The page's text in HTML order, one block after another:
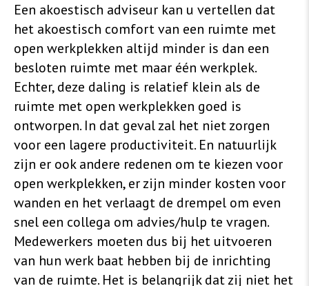
Een akoestisch adviseur kan u vertellen dat
het akoestisch comfort van een ruimte met
open werkplekken altijd minder is dan een
besloten ruimte met maar één werkplek.
Echter, deze daling is relatief klein als de
ruimte met open werkplekken goed is
ontworpen. In dat geval zal het niet zorgen
voor een lagere productiviteit. En natuurlijk
zijn er ook andere redenen om te kiezen voor
open werkplekken, er zijn minder kosten voor
wanden en het verlaagt de drempel om even
snel een collega om advies/hulp te vragen.
Medewerkers moeten dus bij het uitvoeren
van hun werk baat hebben bij de inrichting
van de ruimte. Het is belangrijk dat zij niet het